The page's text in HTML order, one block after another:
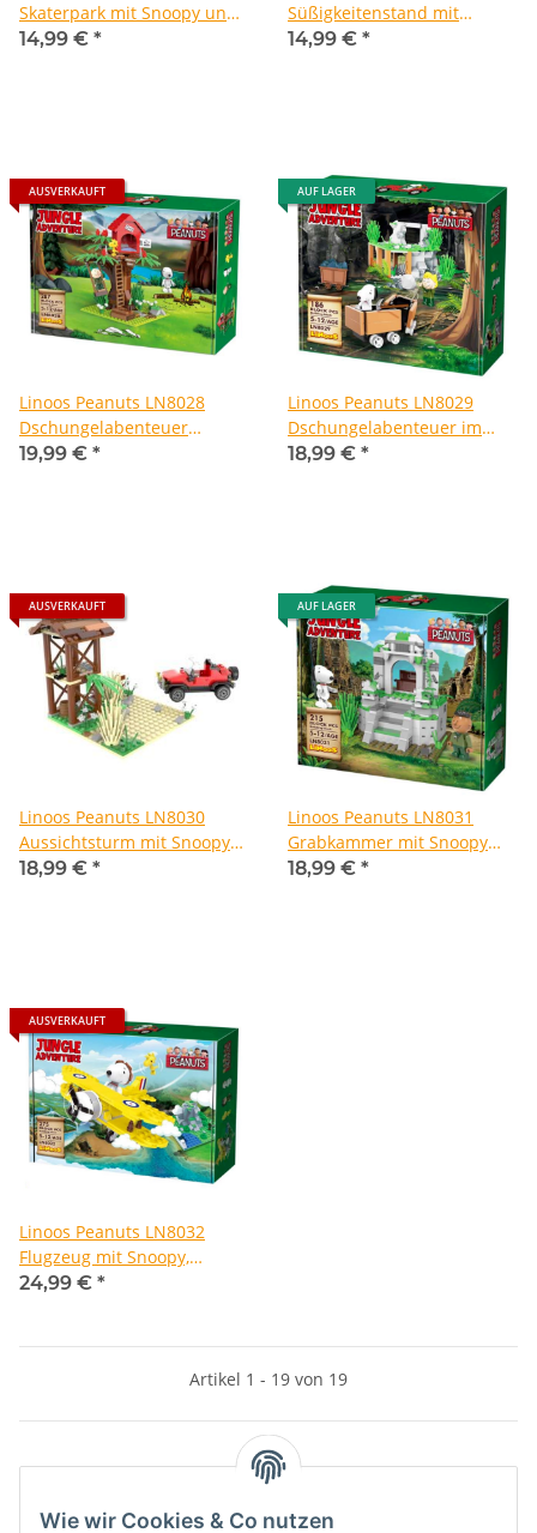
Skaterpark mit Snoopy und
Woodstock
14,99 € *
Süßigkeitenstand mit
Snoopy und Woodstock
14,99 € *
AUSVERKAUFT
Linoos Peanuts LN8028
Dschungelabenteuer
Snoopys Baumhaus
19,99 € *
AUF LAGER
Linoos Peanuts LN8029
Dschungelabenteuer im
Bergwerk mit Snoopy und
18,99 € *
AUSVERKAUFT
Linoos Peanuts LN8030
Aussichtsturm mit Snoopy
und Charlie Brown
18,99 € *
AUF LAGER
Linoos Peanuts LN8031
Grabkammer mit Snoopy
und Franklin
18,99 € *
AUSVERKAUFT
Linoos Peanuts LN8032
Flugzeug mit Snoopy,
Woodstock und Lucy
24,99 € *
Artikel 1 - 19 von 19
Wie wir Cookies & Co nutzen